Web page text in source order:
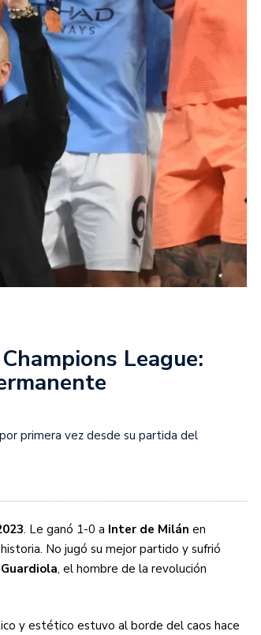
después de 16 años: del orgullo
a la jerarquía de Paredes: una
ir a Rancagua
con el histórico regreso de Diego
para la Copa Mundial de Hockey FIH
para la Copa Mundial de Hockey
tenés que saber
League:
primera vez desde su partida del
. Le ganó 1-0 a Inter de Milán en
No jugó su mejor partido y sufrió
, el hombre de la revolución
y estético estuvo al borde del caos hace